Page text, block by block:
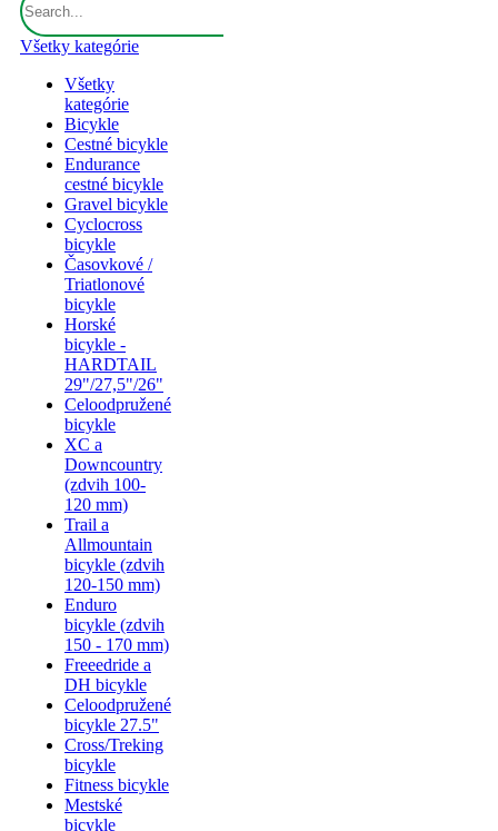
Všetky kategórie
Všetky
kategórie
Bicykle
Cestné bicykle
Endurance
cestné bicykle
Gravel bicykle
Cyclocross
bicykle
Časovkové /
Triatlonové
bicykle
Horské
bicykle -
HARDTAIL
29"/27,5"/26"
Celoodpružené
bicykle
XC a
Downcountry
(zdvih 100-
120 mm)
Trail a
Allmountain
bicykle (zdvih
120-150 mm)
Enduro
bicykle (zdvih
150 - 170 mm)
Freeedride a
DH bicykle
Celoodpružené
bicykle 27.5"
Cross/Treking
bicykle
Fitness bicykle
Mestské
bicykle